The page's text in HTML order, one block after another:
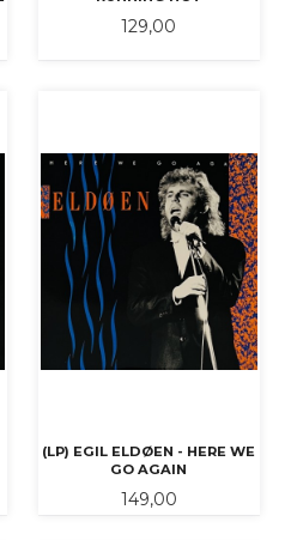
Pris
129,00
(LP) EGIL ELDØEN - HERE WE
GO AGAIN
Pris
149,00